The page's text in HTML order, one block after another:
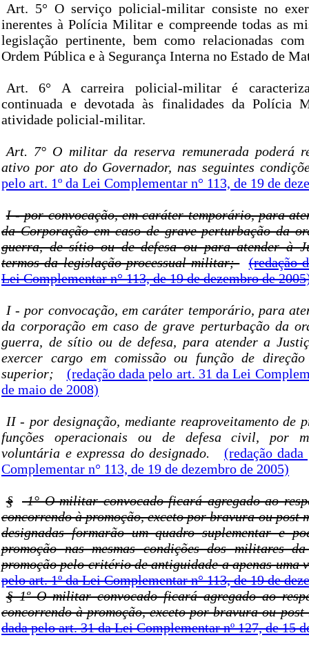
Art. 5° O serviço policial-militar consiste no
inerentes à Polícia Militar e compreende todas as
legislação pertinente, bem como relacionadas
Ordem Pública e à Segurança Interna no Estado de
Art. 6° A carreira policial-militar é
continuada e devotada às finalidades da Polícia
atividade policial-militar.
Art. 7° O militar da reserva remunerada poderá
ativo por ato do Governador, nas seguintes
pelo art. 1º da Lei Complementar n° 113, de 19 de
I - por convocação, em caráter temporário, para
da Corporação em caso de grave perturbação da
guerra, de sítio ou de defesa ou para atender à
termos da legislação processual militar;
(redação
Lei Complementar n° 113, de 19 de dezembro de
I - por convocação, em caráter temporário, para
da corporação em caso de grave perturbação da
guerra, de sítio ou de defesa, para atender a
exercer cargo em comissão ou função de direção
superior;
(redação dada pelo art. 31 da Lei
de maio de 2008)
II - por designação, mediante reaproveitamento de
funções operacionais ou de defesa civil, por
voluntária e expressa do designado.
(redação
Complementar n° 113, de 19 de dezembro de 2005)
§
1° O militar convocado ficará agregado ao
concorrendo à promoção, exceto por bravura ou post
designadas formarão um quadro suplementar e
promoção nas mesmas condições dos militares
promoção pelo critério de antiguidade a apenas uma
pelo art. 1º da Lei Complementar n° 113, de 19 de
§ 1º O militar convocado ficará agregado ao
concorrendo à promoção, exceto por bravura ou
dada pelo art. 31 da Lei Complementar nº 127, de 15